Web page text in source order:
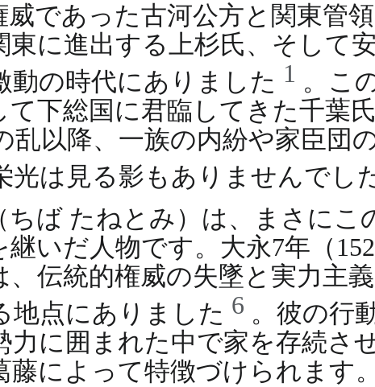
であった古河公方と関東管
に進出する上杉氏、そして
動の時代にありました 1 。こ
下総国に君臨してきた千葉
乱以降、一族の内紛や家臣団
光は見る影もありませんでし
ば たねとみ）は、まさにこ
いだ人物です。大永7年（
、伝統的権威の失墜と実力主
地点にありました 6 。彼の行
力に囲まれた中で家を存続さ
藤によって特徴づけられます